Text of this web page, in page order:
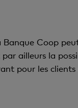
Coop
ailleurs la
pour les